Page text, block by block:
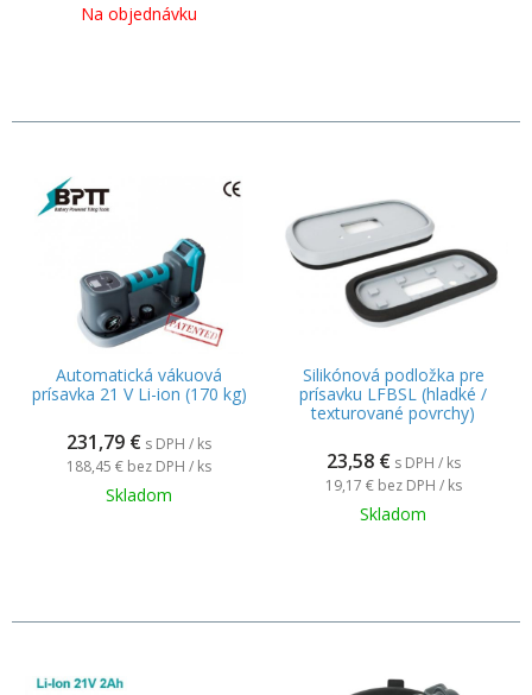
Na objednávku
Automatická vákuová
prísavka 21 V Li-ion (170 kg)
231,79 € s DPH / ks
188,45 € bez DPH / ks
Skladom
Silikónová podložka pre
prísavku LFBSL (hladké /
texturované povrchy)
23,58 € s DPH / ks
19,17 € bez DPH / ks
Skladom